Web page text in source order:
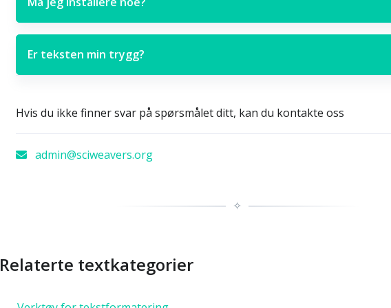
Er teksten min trygg?
Hvis du ikke finner svar på spørsmålet ditt, kan du kontakte oss
admin@sciweavers.org
✧
Relaterte textkategorier